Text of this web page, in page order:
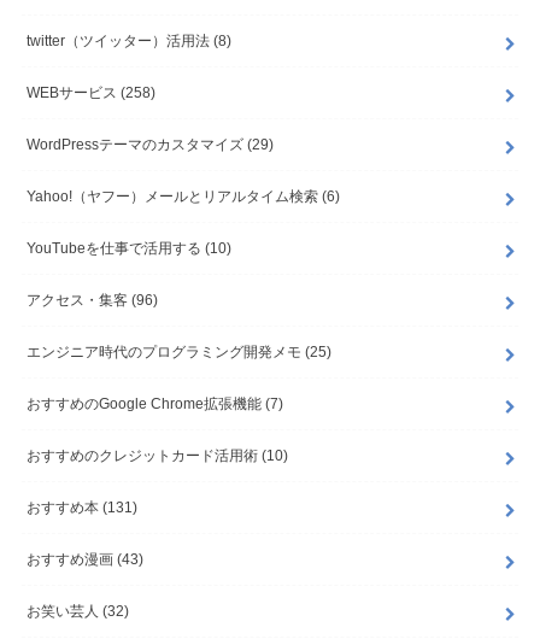
twitter（ツイッター）活用法 (8)
WEBサービス (258)
WordPressテーマのカスタマイズ (29)
Yahoo!（ヤフー）メールとリアルタイム検索 (6)
YouTubeを仕事で活用する (10)
アクセス・集客 (96)
エンジニア時代のプログラミング開発メモ (25)
おすすめのGoogle Chrome拡張機能 (7)
おすすめのクレジットカード活用術 (10)
おすすめ本 (131)
おすすめ漫画 (43)
お笑い芸人 (32)